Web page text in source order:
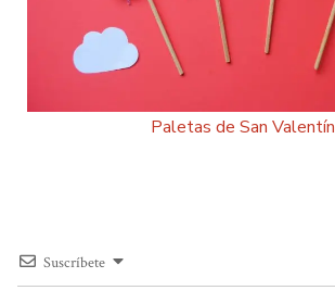
Paletas de San Valentín
Suscríbete